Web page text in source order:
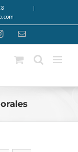
|
InstagramCorreo